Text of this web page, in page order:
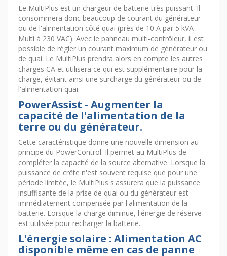
Le MultiPlus est un chargeur de batterie très puissant. Il
consommera donc beaucoup de courant du générateur
ou de l'alimentation côté quai (près de 10 A par 5 kVA
Multi à 230 VAC). Avec le panneau multi-contrôleur, il est
possible de régler un courant maximum de générateur ou
de quai. Le MultiPlus prendra alors en compte les autres
charges CA et utilisera ce qui est supplémentaire pour la
charge, évitant ainsi une surcharge du générateur ou de
l'alimentation quai.
PowerAssist - Augmenter la
capacité de l'alimentation de la
terre ou du générateur.
Cette caractéristique donne une nouvelle dimension au
principe du PowerControl. Il permet au MultiPlus de
compléter la capacité de la source alternative. Lorsque la
puissance de crête n'est souvent requise que pour une
période limitée, le MultiPlus s'assurera que la puissance
insuffisante de la prise de quai ou du générateur est
immédiatement compensée par l'alimentation de la
batterie. Lorsque la charge diminue, l'énergie de réserve
est utilisée pour recharger la batterie.
L'énergie solaire : Alimentation AC
disponible même en cas de panne